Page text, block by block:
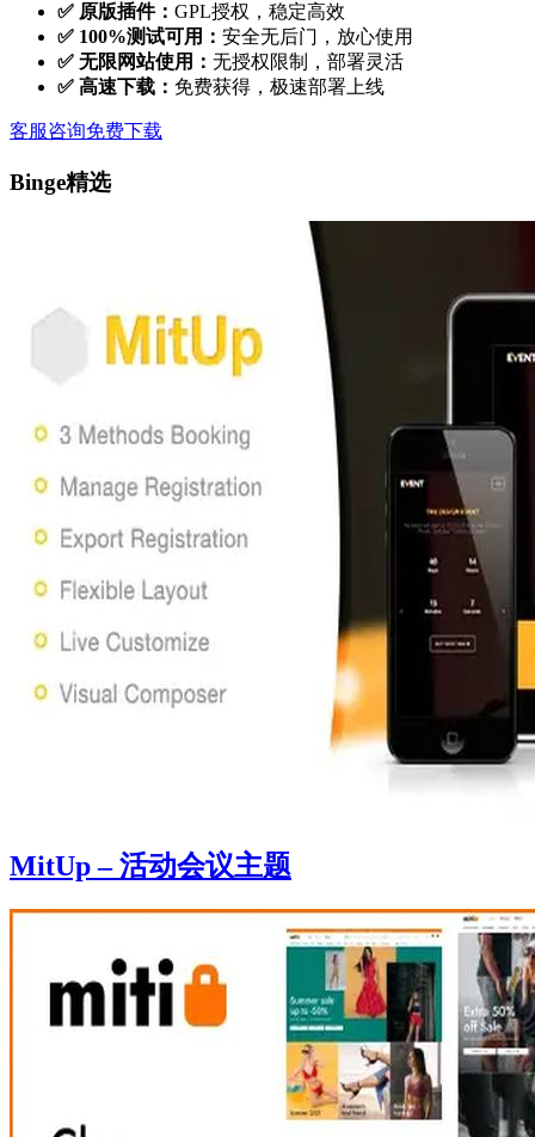
✅ 原版插件： GPL授权，稳定高效
✅ 100%测试可用： 安全无后门，放心使用
✅ 无限网站使用： 无授权限制，部署灵活
✅ 高速下载： 免费获得，极速部署上线
客服咨询免费下载
Binge精选
MitUp – 活动会议主题